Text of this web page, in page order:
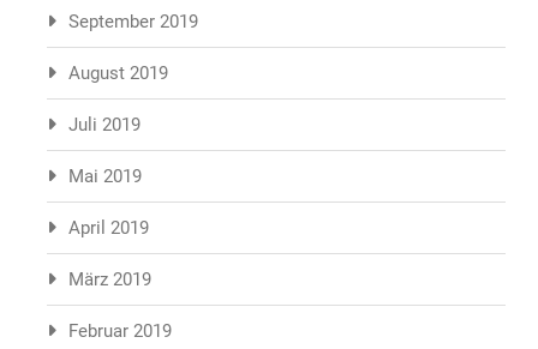
September 2019
August 2019
Juli 2019
Mai 2019
April 2019
März 2019
Februar 2019